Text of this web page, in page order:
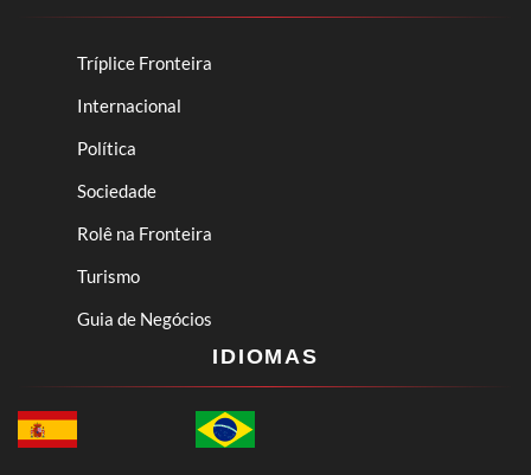
Tríplice Fronteira
Internacional
Política
Sociedade
Rolê na Fronteira
Turismo
Guia de Negócios
IDIOMAS